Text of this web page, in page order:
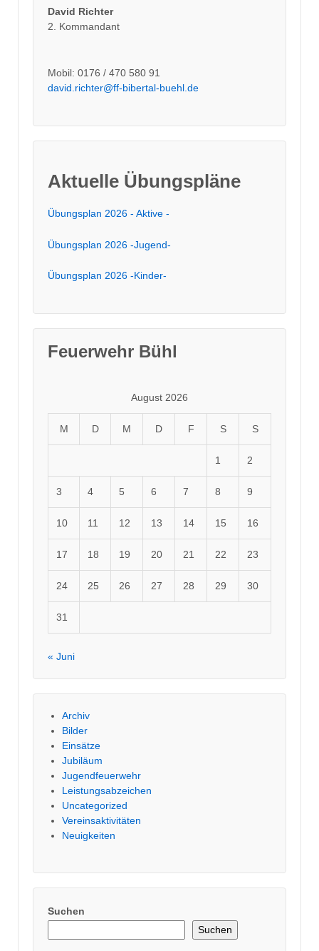
David Richter
2. Kommandant
Mobil: 0176 / 470 580 91
david.richter@ff-bibertal-buehl.de
Aktuelle Übungspläne
Übungsplan 2026 - Aktive -
Übungsplan 2026 -Jugend-
Übungsplan 2026 -Kinder-
Feuerwehr Bühl
August 2026
M D M D F S S
1 2
3 4 5 6 7 8 9
10 11 12 13 14 15 16
17 18 19 20 21 22 23
24 25 26 27 28 29 30
31
« Juni
Archiv
Bilder
Einsätze
Jubiläum
Jugendfeuerwehr
Leistungsabzeichen
Uncategorized
Vereinsaktivitäten
Neuigkeiten
Suchen
Suchen